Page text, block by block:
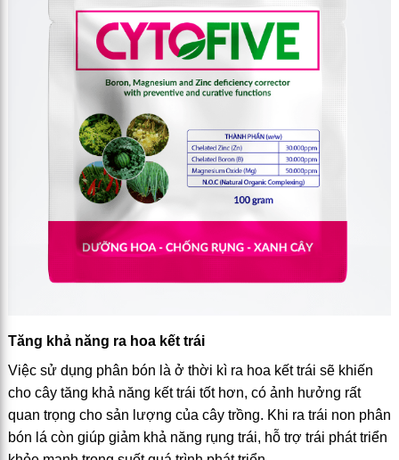
Tăng khả năng ra hoa kết trái
Việc sử dụng phân bón là ở thời kì ra hoa kết trái sẽ khiến
cho cây tăng khả năng kết trái tốt hơn, có ảnh hưởng rất
quan trọng cho sản lượng của cây trồng. Khi ra trái non phân
bón lá còn giúp giảm khả năng rụng trái, hỗ trợ trái phát triển